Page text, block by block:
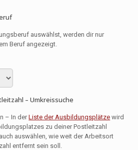
auswählst, werden dir nur
Beruf angezeigt.
– Umkreissuche
– In derListe der Ausbildungsplätze wird
zu deiner Postleitzahl
auswählen, wie weit der Arbeitsort
entfernt sein soll.